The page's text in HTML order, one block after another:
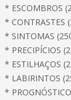
* ESCOMBROS
* CONTRASTES
* SINTOMAS
* PRECIPÍCIOS
* ESTILHAÇOS
* LABIRINTOS
*